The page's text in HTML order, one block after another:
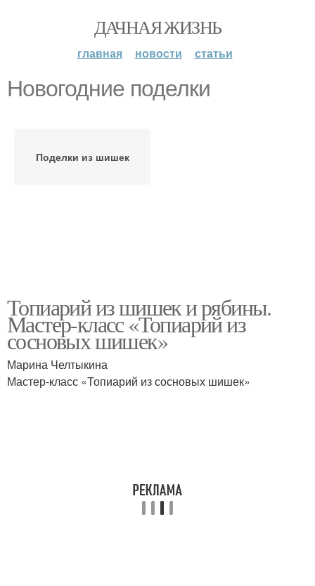
ДАЧНАЯ ЖИЗНЬ
главная новости статьи
Новогодние поделки
Поделки из шишек
Топиарий из шишек и рябины.
Мастер-класс «Топиарий из
сосновых шишек»
Марина Челтыкина
Мастер-класс «Топиарий из сосновых шишек»